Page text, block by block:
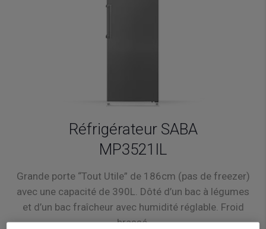
Réfrigérateur SABA
MP3521IL
Grande porte “Tout Utile” de 186cm (pas de freezer)
avec une capacité de 390L. Dôté d’un bac à légumes
et d’un bac fraîcheur avec humidité réglable. Froid
brassé.